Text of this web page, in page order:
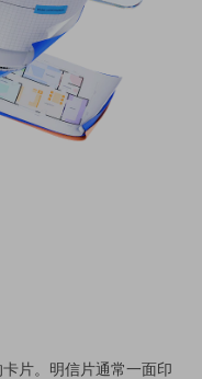
片。明信片通常一面印